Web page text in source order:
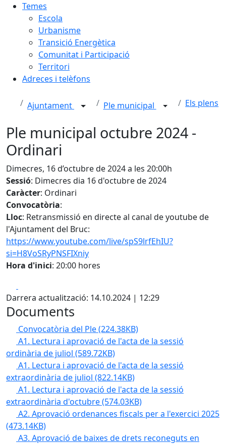
Temes
Escola
Urbanisme
Transició Energètica
Comunitat i Participació
Territori
Adreces i telèfons
Ajuntament Ple municipal Els plens
Ple municipal octubre 2024 -
Ordinari
Dimecres, 16 d’octubre de 2024 a les 20:00h
Sessió: Dimecres dia 16 d'octubre de 2024
Caràcter: Ordinari
Convocatòria:
Lloc: Retransmissió en directe al canal de youtube de
l'Ajuntament del Bruc:
https://www.youtube.com/live/spS9lrfEhIU?
si=H8VoSRyPNSFIXniy
Hora d'inici: 20:00 hores
Darrera actualització: 14.10.2024 | 12:29
Documents
Convocatòria del Ple(224.38KB)
A1. Lectura i aprovació de l'acta de la sessió
ordinària de juliol (589.72KB)
A1. Lectura i aprovació de l'acta de la sessió
extraordinària de juliol (822.14KB)
A1. Lectura i aprovació de l'acta de la sessió
extraordinària d'octubre(574.03KB)
A2. Aprovació ordenances fiscals per a l'exercici 2025
(473.14KB)
A3. Aprovació de baixes de drets reconeguts en